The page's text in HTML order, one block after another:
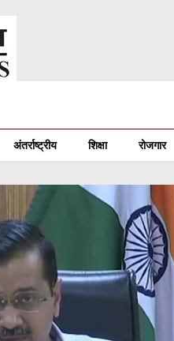
अंतर्राष्ट्रीय शिक्षा रोजगार